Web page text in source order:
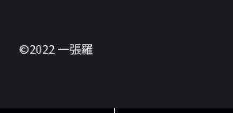
©2022 一張羅